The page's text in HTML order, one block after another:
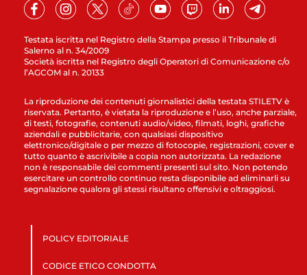
Testata iscritta nel Registro della Stampa presso il Tribunale di
Salerno al n. 34/2009
Società iscritta nel Registro degli Operatori di Comunicazione c/o
l’AGCOM al n. 20133
La riproduzione dei contenuti giornalistici della testata STILETV è
riservata. Pertanto, è vietata la riproduzione e l’uso, anche parziale,
di testi, fotografie, contenuti audio/video, filmati, loghi, grafiche
aziendali e pubblicitarie, con qualsiasi dispositivo
elettronico/digitale o per mezzo di fotocopie, registrazioni, cover e
tutto quanto è ascrivibile a copia non autorizzata. La redazione
non è responsabile dei commenti presenti sul sito. Non potendo
esercitare un controllo continuo resta disponibile ad eliminarli su
segnalazione qualora gli stessi risultano offensivi e oltraggiosi.
POLICY EDITORIALE
CODICE ETICO CONDOTTA